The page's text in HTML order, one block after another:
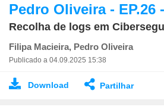
Pedro Oliveira - EP.26
Recolha de logs em
Filipa Macieira, Pedro Oliveira
Publicado a 04.09.2025 15:38
Download Partilhar